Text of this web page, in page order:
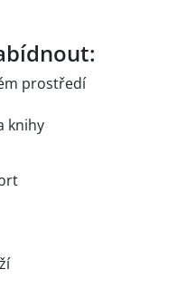
prostředí
knihy